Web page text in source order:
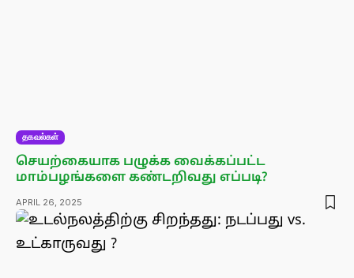
தகவல்கள்
செயற்கையாக பழுக்க வைக்கப்பட்ட
மாம்பழங்களை கண்டறிவது எப்படி?
APRIL 26, 2025